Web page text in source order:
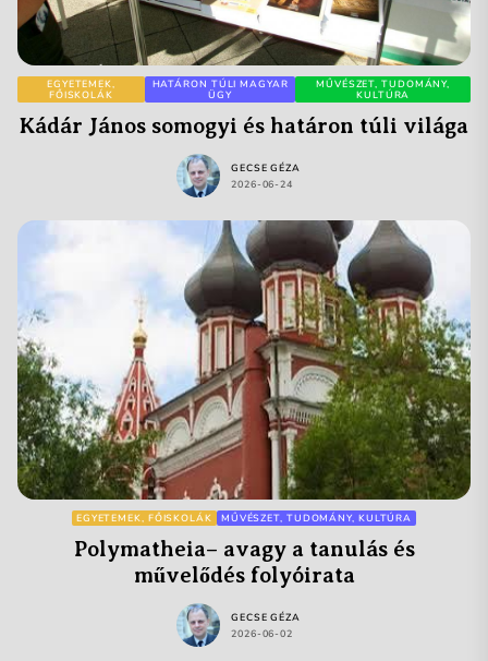
EGYETEMEK,
FŐISKOLÁK
HATÁRON TÚLI MAGYAR
ÜGY
MŰVÉSZET, TUDOMÁNY,
KULTÚRA
Kádár János somogyi és határon túli világa
GECSE GÉZA
2026-06-24
EGYETEMEK, FŐISKOLÁK MŰVÉSZET, TUDOMÁNY, KULTÚRA
Polymatheia– avagy a tanulás és
művelődés folyóirata
GECSE GÉZA
2026-06-02